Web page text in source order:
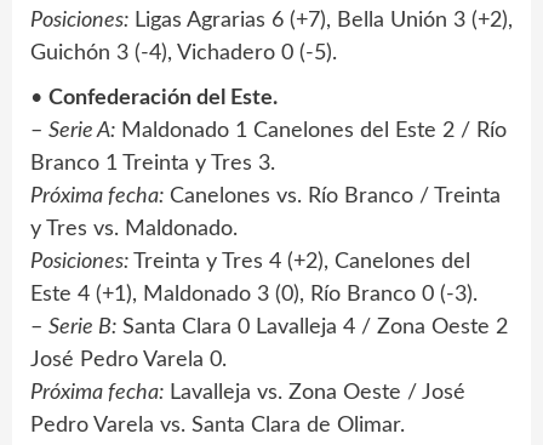
Posiciones: Ligas Agrarias 6 (+7), Bella Unión 3 (+2),
Guichón 3 (-4), Vichadero 0 (-5).
• Confederación del Este.
– Serie A: Maldonado 1 Canelones del Este 2 / Río
Branco 1 Treinta y Tres 3.
Próxima fecha: Canelones vs. Río Branco / Treinta
y Tres vs. Maldonado.
Posiciones: Treinta y Tres 4 (+2), Canelones del
Este 4 (+1), Maldonado 3 (0), Río Branco 0 (-3).
– Serie B: Santa Clara 0 Lavalleja 4 / Zona Oeste 2
José Pedro Varela 0.
Próxima fecha: Lavalleja vs. Zona Oeste / José
Pedro Varela vs. Santa Clara de Olimar.